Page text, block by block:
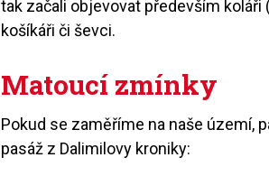
tak začali objevovat především
košíkáři či ševci.
Matoucí zmínky
Pokud se zaměříme na naše území,
pasáž z Dalimilovy kroniky: